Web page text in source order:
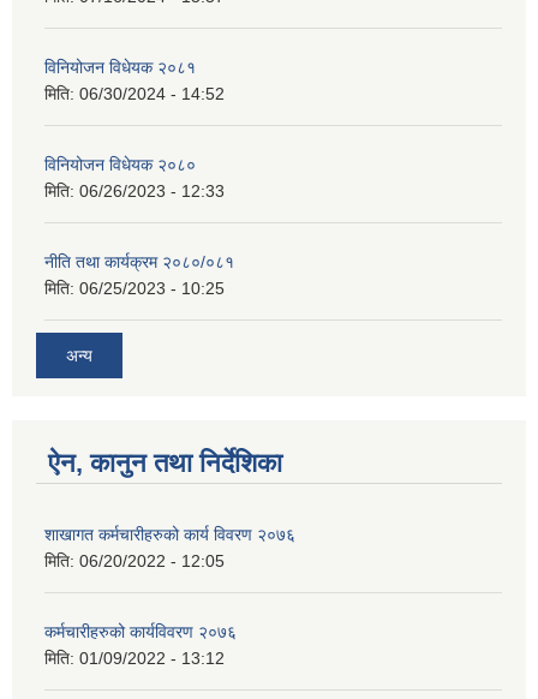
विनियोजन विधेयक २०८१
मिति: 06/30/2024 - 14:52
विनियोजन विधेयक २०८०
मिति: 06/26/2023 - 12:33
नीति तथा कार्यक्रम २०८०/०८१
मिति: 06/25/2023 - 10:25
अन्य
ऐन, कानुन तथा निर्देशिका
शाखागत कर्मचारीहरुको कार्य विवरण २०७६
मिति: 06/20/2022 - 12:05
कर्मचारीहरुको कार्यविवरण २०७६
मिति: 01/09/2022 - 13:12